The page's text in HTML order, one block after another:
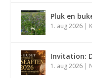
Pluk en
1. aug 2026 |
Invitation:
1. aug 2026 |